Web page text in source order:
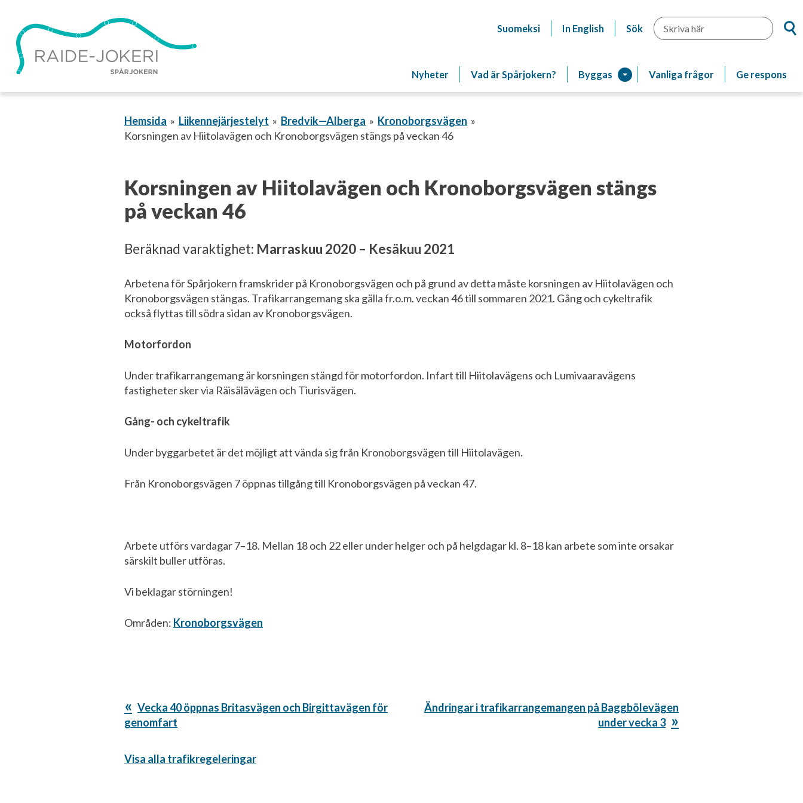
vidare
innehållet
Suomeksi In English Sök Sök
Nyheter Vad är Spårjokern? Byggas Vanliga frågor Ge respons
Hemsida Liikennejärjestelyt Bredvik—Alberga
Kronoborgsvägen
Korsningen av Hiitolavägen och Kronoborgsvägen stängs på veckan 46
Korsningen av Hiitolavägen och Kronoborgsvägen stängs
på veckan 46
Beräknad varaktighet: Marraskuu 2020 – Kesäkuu 2021
Arbetena för Spårjokern framskrider på Kronoborgsvägen och på grund av detta måste korsningen av Hiitolavägen och
Kronoborgsvägen stängas. Trafikarrangemang ska gälla fr.o.m. veckan 46 till sommaren 2021. Gång och cykeltrafik
också flyttas till södra sidan av Kronoborgsvägen.
Motorfordon
Under trafikarrangemang är korsningen stängd för motorfordon. Infart till Hiitolavägens och Lumivaaravägens
fastigheter sker via Räisälävägen och Tiurisvägen.
Gång- och cykeltrafik
Under byggarbetet är det möjligt att vända sig från Kronoborgsvägen till Hiitolavägen.
Från Kronoborgsvägen 7 öppnas tillgång till Kronoborgsvägen på veckan 47.
Arbete utförs vardagar 7–18. Mellan 18 och 22 eller under helger och på helgdagar kl. 8–18 kan arbete som inte orsakar
särskilt buller utföras.
Vi beklagar störningen!
Områden: Kronoborgsvägen
Föregående
inlägg:
Vecka 40 öppnas Britasvägen och Birgittavägen för
genomfart
Nästa
Ändringar i trafikarrangemangen på Baggbölevägen
under vecka 3
Visa alla trafikregeleringar